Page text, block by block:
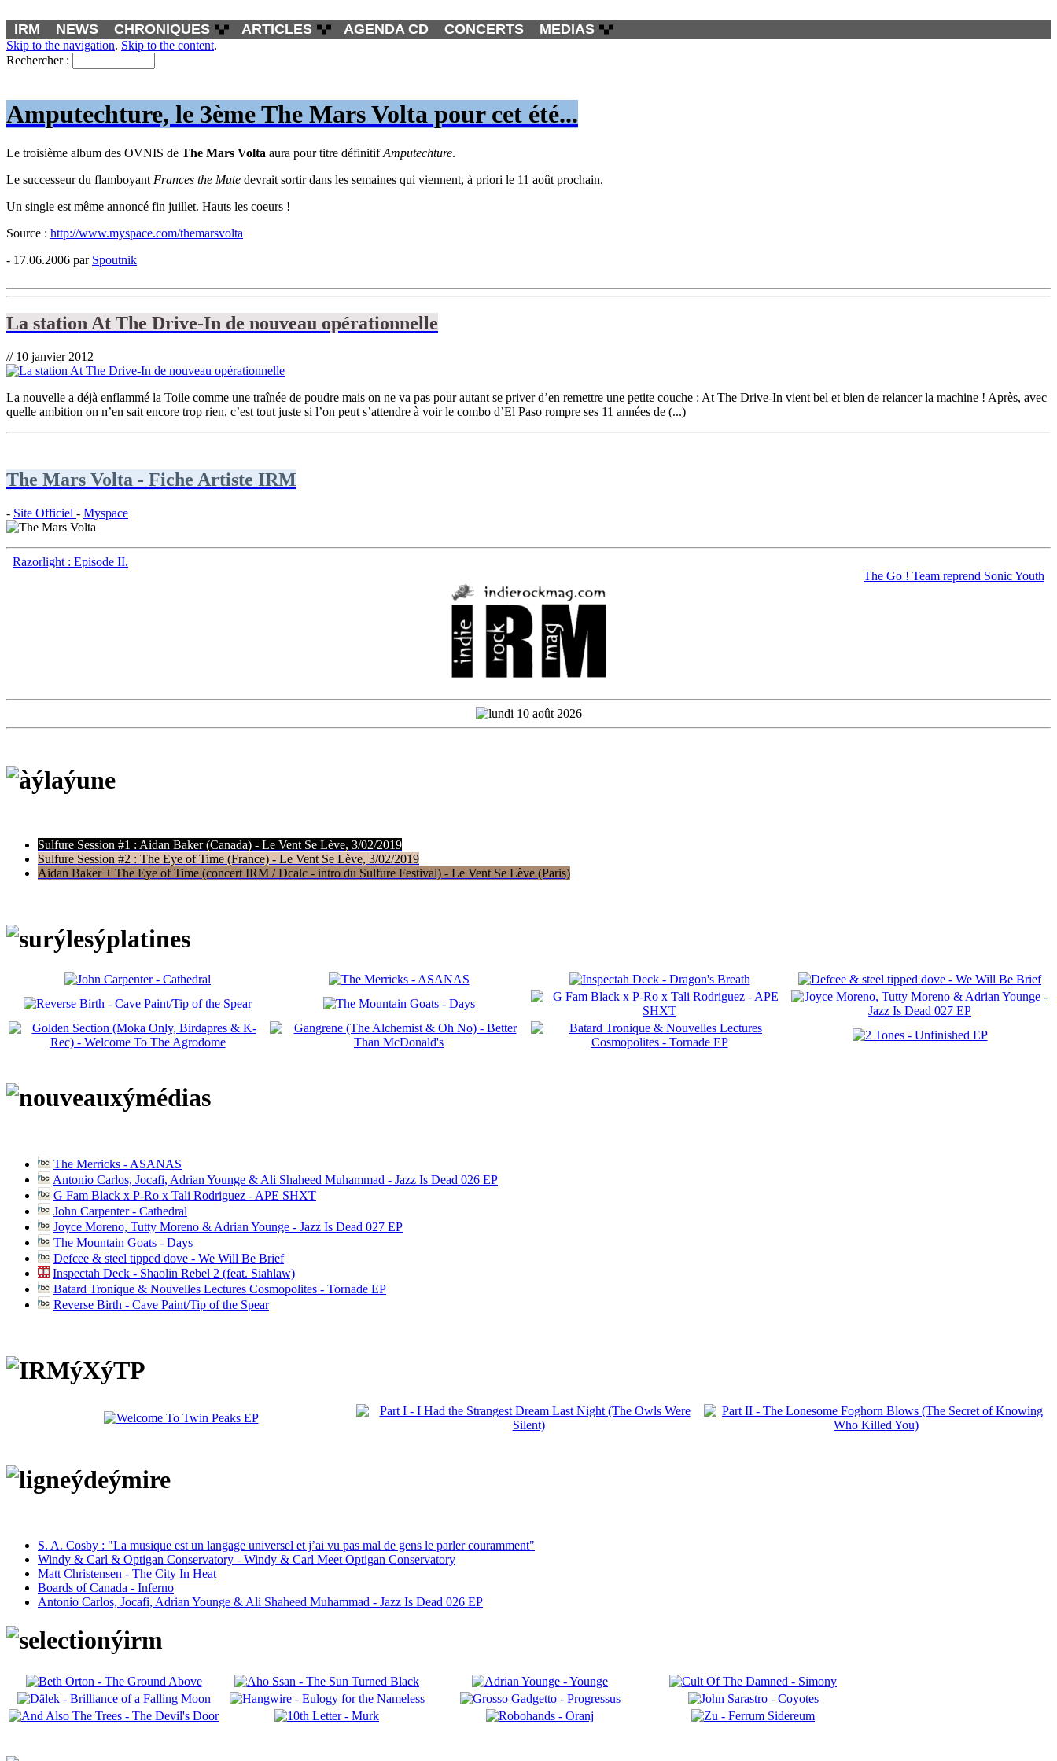
IRM NEWS CHRONIQUES ARTICLES AGENDA CD CONCERTS MEDIAS
Skip to the navigation. Skip to the content.
Rechercher :
Amputechture, le 3ème The Mars Volta pour cet été...
Le troisième album des OVNIS de The Mars Volta aura pour titre définitifAmputechture.
Le successeur du flamboyant Frances the Mute devrait sortir dans les semaines qui viennent, à priori le 11 août prochain.
Un single est même annoncé fin juillet. Hauts les coeurs !
Source : http://www.myspace.com/themarsvolta
- 17.06.2006 par Spoutnik
La station At The Drive-In de nouveau opérationnelle
// 10 janvier 2012
La nouvelle a déjà enflammé la Toile comme une traînée de poudre mais on ne va pas pour autant se priver d’en remettre une petite couche : At The Drive-In vient bel et bien de relancer la machine ! Après, avec
quelle ambition on n’en sait encore trop rien, c’est tout juste si l’on peut s’attendre à voir le combo d’El Paso rompre ses 11 années de (...)
The Mars Volta - Fiche Artiste IRM
- Site Officiel - Myspace
Razorlight : Episode II.
The Go ! Team reprend Sonic Youth
Sulfure Session #1 : Aidan Baker (Canada) - Le Vent Se Lève, 3/02/2019
Sulfure Session #2 : The Eye of Time (France) - Le Vent Se Lève, 3/02/2019
Aidan Baker + The Eye of Time (concert IRM / Dcalc - intro du Sulfure Festival) - Le Vent Se Lève (Paris)
The Merricks - ASANAS
Antonio Carlos, Jocafi, Adrian Younge & Ali Shaheed Muhammad - Jazz Is Dead 026 EP
G Fam Black x P-Ro x Tali Rodriguez - APE SHXT
John Carpenter - Cathedral
Joyce Moreno, Tutty Moreno & Adrian Younge - Jazz Is Dead 027 EP
The Mountain Goats - Days
Defcee & steel tipped dove - We Will Be Brief
Inspectah Deck - Shaolin Rebel 2 (feat. Siahlaw)
Batard Tronique & Nouvelles Lectures Cosmopolites - Tornade EP
Reverse Birth - Cave Paint/Tip of the Spear
S. A. Cosby : "La musique est un langage universel et j’ai vu pas mal de gens le parler couramment"
Windy & Carl & Optigan Conservatory - Windy & Carl Meet Optigan Conservatory
Matt Christensen - The City In Heat
Boards of Canada - Inferno
Antonio Carlos, Jocafi, Adrian Younge & Ali Shaheed Muhammad - Jazz Is Dead 026 EP